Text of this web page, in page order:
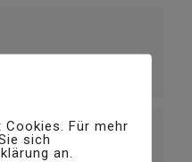
Cookies. Für mehr
sich
an.